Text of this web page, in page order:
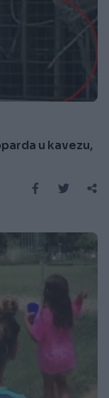
u kavezu,